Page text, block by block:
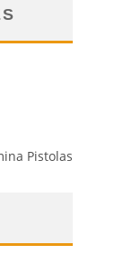
Pistolas